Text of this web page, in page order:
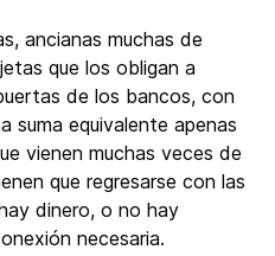
ancianas muchas de
que los obligan a
de los bancos, con
suma equivalente apenas
vienen muchas veces de
que regresarse con las
dinero, o no hay
necesaria.